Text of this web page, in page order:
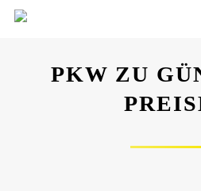
Skip
PKW ZU